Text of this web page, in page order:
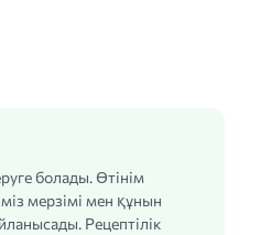
болады. Өтінім
мерзімі мен құнын
Рецептілік